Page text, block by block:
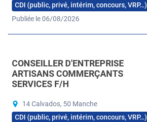
CDI (public, privé, intérim, concours, VRP…)
Publiée le 06/08/2026
CONSEILLER D'ENTREPRISE
ARTISANS COMMERÇANTS
SERVICES F/H
14 Calvados, 50 Manche
CDI (public, privé, intérim, concours, VRP…)